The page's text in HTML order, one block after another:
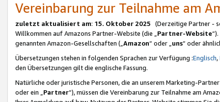
Vereinbarung zur Teilnahme am
zuletzt aktualisiert am: 15. Oktober 2025 (Derzeitige Partner -
Willkommen auf Amazons Partner-Website (die „Partner-Website
genannten Amazon-Gesellschaften („Amazon“ oder „uns“ oder
Übersetzungen stehen in folgenden Sprachen zur Verfügung :Englisch,
den Übersetzungen gilt die englische Fassung.
Natürliche oder juristische Personen, die an unserem Marketing-
oder ein „Partner“), müssen die Vereinbarung zur Teilnahme am